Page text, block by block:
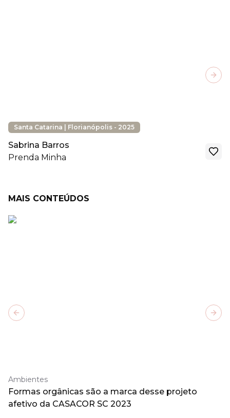
Santa Catarina | Florianópolis - 2025
Sabrina Barros
Prenda Minha
MAIS CONTEÚDOS
Ambientes
Formas orgânicas são a marca desse projeto
afetivo da CASACOR SC 2023
Previous slide